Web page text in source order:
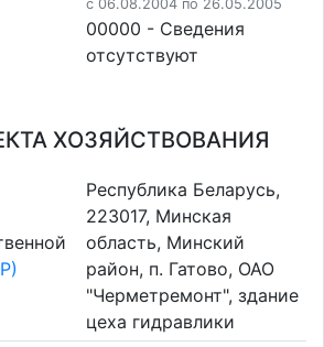
c 06.08.2004 по 26.05.2005
00000 - Cведения
отсутствуют
ХОЗЯЙСТВОВАНИЯ
Республика Беларусь,
223017, Минская
область, Минский
район, п. Гатово, ОАО
"Черметремонт", здание
цеха гидравлики